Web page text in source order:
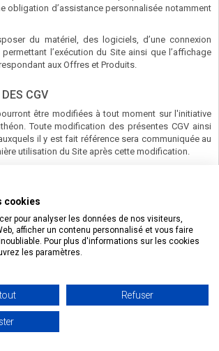
obligation d’assistance personnalisée notamment
du matériel, des logiciels, d’une connexion
l’exécution du Site ainsi que l’affichage
aux Offres et Produits.
CGV
être modifiées à tout moment sur l'initiative
Toute modification des présentes CGV ainsi
il y est fait référence sera communiquée au
utilisation du Site après cette modification.
AUX CONDITIONS GÉNÉRALES DE
d'une clause quelconque, que ce soit de
temporaire, ne pourra en aucun cas être considéré
aux droits de cette partie découlant de ladite
présentes CGV expriment l'intégralité de l'accord
et Godot et Fils Panthéon. Elles prévalent sur toute
cookies
pour analyser les données de nos visiteurs,
afficher un contenu personnalisé et vous faire
Pour plus d'informations sur les cookies
les paramètres.
Refuser